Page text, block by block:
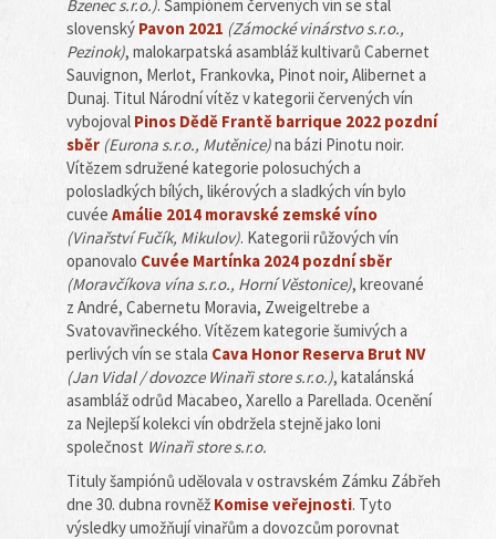
Bzenec s.r.o.). Šampiónem červených vín se stal
slovenský Pavon 2021 (Zámocké vinárstvo s.r.o.,
Pezinok), malokarpatská asambláž kultivarů Cabernet
Sauvignon, Merlot, Frankovka, Pinot noir, Alibernet a
Dunaj. Titul Národní vítěz v kategorii červených vín
vybojoval Pinos Dědě Frantě barrique 2022 pozdní
sběr (Eurona s.r.o., Mutěnice)na bázi Pinotu noir.
Vítězem sdružené kategorie polosuchých a
polosladkých bílých, likérových a sladkých vín bylo
cuvée Amálie 2014 moravské zemské víno
(Vinařství Fučík, Mikulov). Kategorii růžových vín
opanovalo Cuvée Martínka 2024 pozdní sběr
(Moravčíkova vína s.r.o., Horní Věstonice), kreované
z André, Cabernetu Moravia, Zweigeltrebe a
Svatovavřineckého. Vítězem kategorie šumivých a
perlivých vín se stala Cava Honor Reserva Brut NV
(Jan Vidal / dovozce Winaři store s.r.o.), katalánská
asambláž odrůd Macabeo, Xarello a Parellada. Ocenění
za Nejlepší kolekci vín obdržela stejně jako loni
společnost Winaři store s.r.o.
Tituly šampiónů udělovala v ostravském Zámku Zábřeh
dne 30. dubna rovněž Komise veřejnosti. Tyto
výsledky umožňují vinařům a dovozcům porovnat